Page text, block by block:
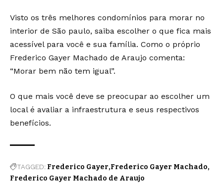
Visto os três melhores condomínios para morar no
interior de São paulo, saiba escolher o que fica mais
acessível para você e sua família. Como o próprio
Frederico Gayer Machado de Araujo comenta:
“Morar bem não tem igual”.
O que mais você deve se preocupar ao escolher um
local é avaliar a infraestrutura e seus respectivos
benefícios.
TAGGED: Frederico Gayer Frederico Gayer Machado
Frederico Gayer Machado de Araujo